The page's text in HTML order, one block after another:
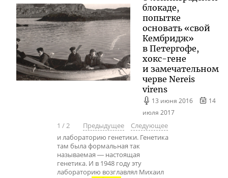
блокаде,
попытке
основать «свой
Кембридж»
в Петергофе,
хокс-гене
и замечательном
черве Nereis
virens
13 июня 2016
14
июля 2017
1 /2 Предыдущее
Следующее
и лабораторию генетики. Генетика
там была формальная так
называемая ― настоящая
генетика. И в 1948 году эту
лабораторию возглавлял Михаил